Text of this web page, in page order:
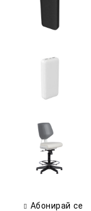
Абонирай се